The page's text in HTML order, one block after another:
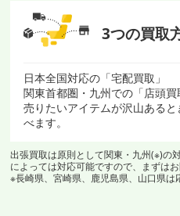
3つの買取
日本全国対応の「宅配買取」
関東首都圏・九州での「店頭買
売りたいアイテムが沢山ある
べます。
出張買取は原則として関東・九州(※)の
によっては対応可能ですので、まずは
※長崎県、宮崎県、鹿児島県、山口県は